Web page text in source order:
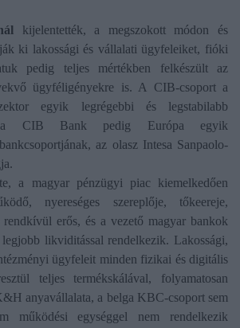
kijelentették, a megszokott módon és
ki lakossági és vállalati ügyfeleiket, fióki
pedig teljes mértékben felkészült az
ügyféligényekre is. A CIB-csoport a
egyik legrégebbi és legstabilabb
a CIB Bank pedig Európa egyik
az olasz Intesa Sanpaolo-
a magyar pénzügyi piac kiemelkedően
nyereséges szereplője, tőkeereje,
rendkívül erős, és a vezető magyar bankok
likviditással rendelkezik. Lakossági,
ügyfeleit minden fizikai és digitális
teljes termékskálával, folyamatosan
anyavállalata, a belga KBC-csoport sem
működési egységgel nem rendelkezik